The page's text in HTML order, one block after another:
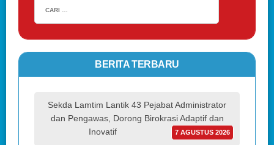
BERITA TERBARU
Sekda Lamtim Lantik 43 Pejabat Administrator
dan Pengawas, Dorong Birokrasi Adaptif dan
Inovatif
7 AGUSTUS 2026